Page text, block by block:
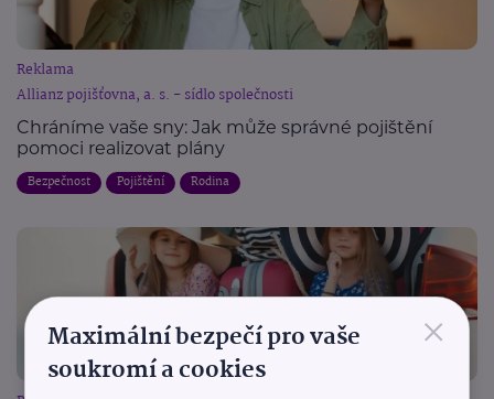
Reklama
Allianz pojišťovna, a. s. - sídlo společnosti
Chráníme vaše sny: Jak může správné pojištění
pomoci realizovat plány
Bezpečnost Pojištění Rodina
×
Maximální bezpečí pro vaše
soukromí a cookies